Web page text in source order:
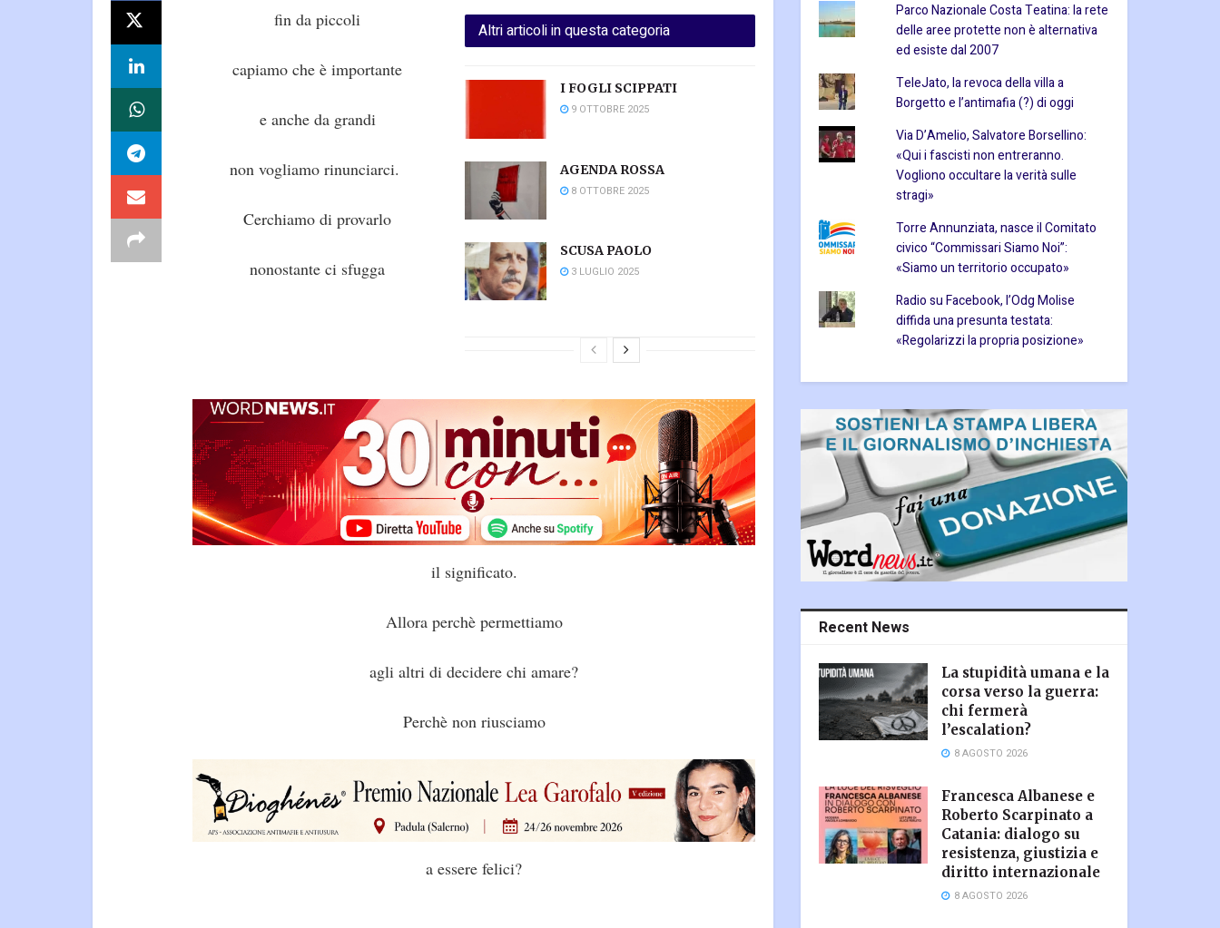
Altri articoli in questa categoria
I FOGLI SCIPPATI
9 OTTOBRE 2025
AGENDA ROSSA
8 OTTOBRE 2025
SCUSA PAOLO
3 LUGLIO 2025
fin da piccoli
capiamo che è importante
e anche da grandi
non vogliamo rinunciarci.
Cerchiamo di provarlo
nonostante ci sfugga
il significato.
Allora perchè permettiamo
agli altri di decidere chi amare?
Perchè non riusciamo
a essere felici?
Parco Nazionale Costa Teatina: la rete
delle aree protette non è alternativa
ed esiste dal 2007
TeleJato, la revoca della villa a
Borgetto e l’antimafia (?) di oggi
Via D’Amelio, Salvatore Borsellino:
«Qui i fascisti non entreranno.
Vogliono occultare la verità sulle
stragi»
Torre Annunziata, nasce il Comitato
civico “Commissari Siamo Noi”:
«Siamo un territorio occupato»
Radio su Facebook, l’Odg Molise
diffida una presunta testata:
«Regolarizzi la propria posizione»
Recent News
La stupidità umana e la
corsa verso la guerra:
chi fermerà
l’escalation?
8 AGOSTO 2026
Francesca Albanese e
Roberto Scarpinato a
Catania: dialogo su
resistenza, giustizia e
diritto internazionale
8 AGOSTO 2026